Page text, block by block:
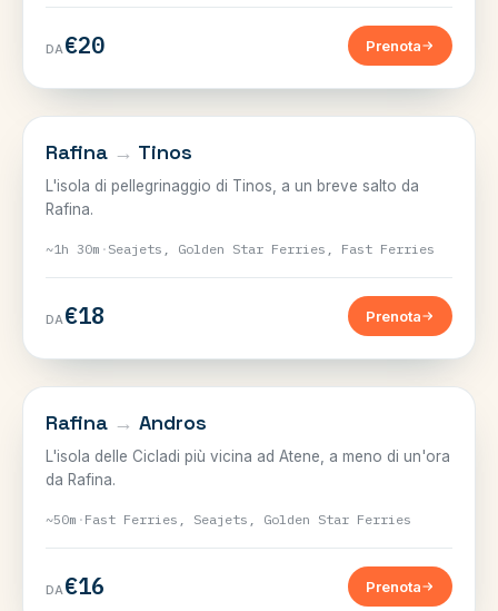
DA€20 Prenota
CICLADI
Rafina → Tinos
L'isola di pellegrinaggio di Tinos, a un breve salto da
Rafina.
~1h 30m · Seajets, Golden Star Ferries, Fast Ferries
DA€18 Prenota
CICLADI
Rafina → Andros
L'isola delle Cicladi più vicina ad Atene, a meno di un'ora
da Rafina.
~50m · Fast Ferries, Seajets, Golden Star Ferries
DA€16 Prenota